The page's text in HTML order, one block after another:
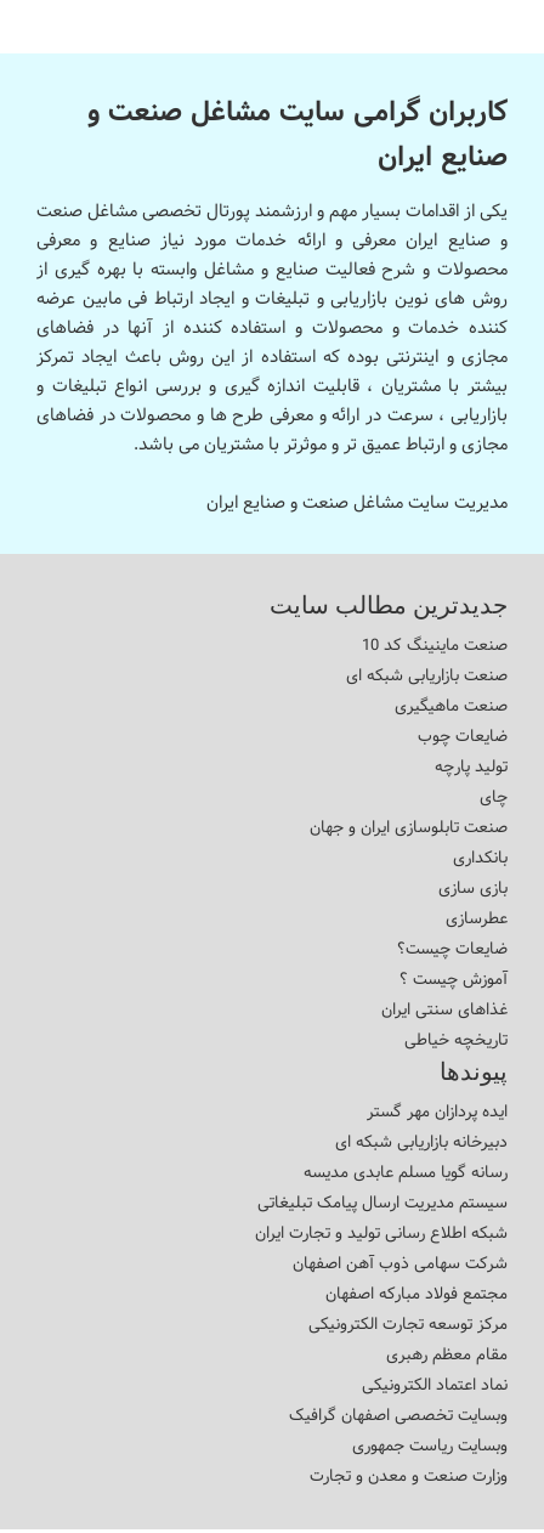
کاربران گرامی سایت مشاغل صنعت و
صنایع ایران
یکی از اقدامات بسیار مهم و ارزشمند پورتال تخصصی مشاغل صنعت
و صنایع ایران معرفی و ارائه خدمات مورد نیاز صنایع و معرفی
محصولات و شرح فعالیت صنایع و مشاغل وابسته با بهره گیری از
روش های نوین بازاریابی و تبلیغات و ایجاد ارتباط فی مابین عرضه
کننده خدمات و محصولات و استفاده کننده از آنها در فضاهای
مجازی و اینترنتی بوده که استفاده از این روش باعث ایجاد تمرکز
بیشتر با مشتریان ، قابلیت اندازه گیری و بررسی انواع تبلیغات و
بازاریابی ، سرعت در ارائه و معرفی طرح ها و محصولات در فضاهای
مجازی و ارتباط عمیق تر و موثرتر با مشتریان می باشد.
مدیریت سایت مشاغل صنعت و صنایع ایران
جدیدترین مطالب سایت
صنعت ماینینگ کد 10
صنعت بازاریابی شبکه ای
صنعت ماهیگیری
ضایعات چوب
تولید پارچه
چای
صنعت تابلوسازی ایران و جهان
بانکداری
بازی سازی
عطرسازی
ضایعات چیست؟
آموزش چیست ؟
غذاهای سنتی ایران
تاریخچه خیاطی
پیوندها
ایده پردازان مهر گستر
دبیرخانه بازاریابی شبکه ای
رسانه گویا مسلم عابدی مدیسه
سیستم مدیریت ارسال پیامک تبلیغاتی
شبکه اطلاع رسانی تولید و تجارت ایران
شرکت سهامی ذوب آهن اصفهان
مجتمع فولاد مبارکه اصفهان
مرکز توسعه تجارت الکترونیکی
مقام معظم رهبری
نماد اعتماد الکترونیکی
وبسایت تخصصی اصفهان گرافیک
وبسایت ریاست جمهوری
وزارت صنعت و معدن و تجارت